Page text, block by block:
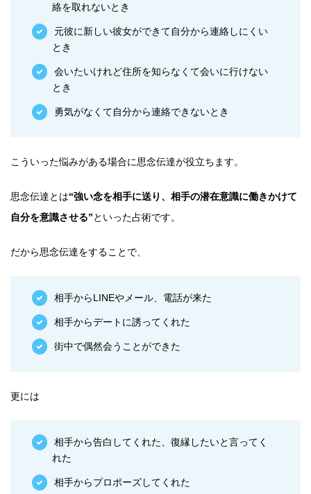
絡を取れないとき
元彼に新しい彼女ができて自分から連絡しにくい
とき
会いたいけれど住所を知らなくて会いに行けない
とき
勇気がなくて自分から連絡できないとき
こういった悩みがある場合に思念伝達が役立ちます。
思念伝達とは“強い念を相手に送り、相手の潜在意識に働きかけて
自分を意識させる”といった占術です。
だから思念伝達をすることで、
相手からLINEやメール、電話が来た
相手からデートに誘ってくれた
街中で偶然会うことができた
更には
相手から告白してくれた、復縁したいと言ってく
れた
相手からプロポーズしてくれた